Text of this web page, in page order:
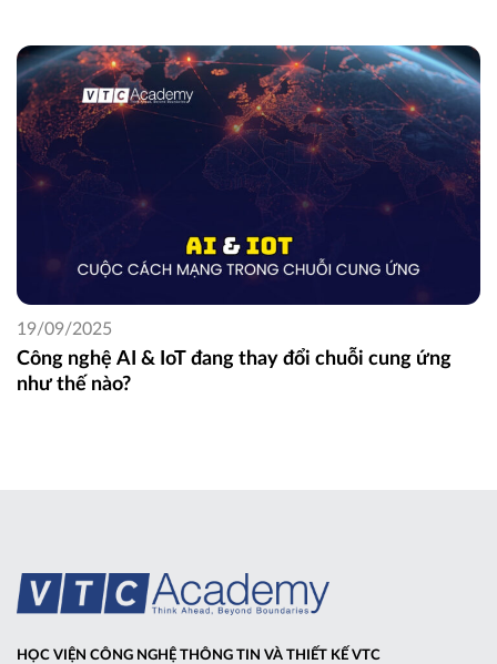
Công nghệ AI & IoT đang thay đổi chuỗi cung ứng
như thế nào?
19/09/2025
HỌC VIỆN CÔNG NGHỆ THÔNG TIN VÀ THIẾT KẾ VTC